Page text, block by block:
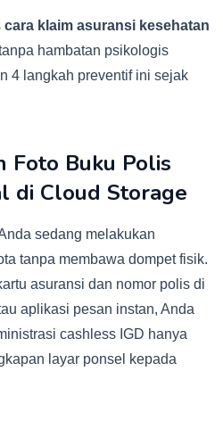
cara klaim asuransi kesehatan
hambatan psikologis
4 langkah preventif ini sejak
Foto Buku Polis
di Cloud Storage
sedang melakukan
tanpa membawa dompet fisik.
asuransi dan nomor polis di
aplikasi pesan instan, Anda
cashless IGD hanya
layar ponsel kepada